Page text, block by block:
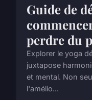
Guide de
perdre du
Explorer le yoga
juxtapose
et mental. Non
l'amélio...